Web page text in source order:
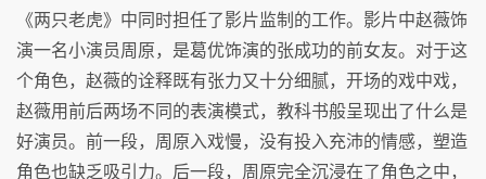
《两只老虎》中同时担任了影片监制的工作。影片中赵薇饰
演一名小演员周原，是葛优饰演的张成功的前女友。对于这
个角色，赵薇的诠释既有张力又十分细腻，开场的戏中戏，
赵薇用前后两场不同的表演模式，教科书般呈现出了什么是
好演员。前一段，周原入戏慢，没有投入充沛的情感，塑造
角色也缺乏吸引力。后一段，周原完全沉浸在了角色之中，